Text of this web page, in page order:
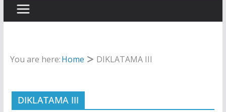
You are here:Home DIKLATAMA III
DIKLATAMA III